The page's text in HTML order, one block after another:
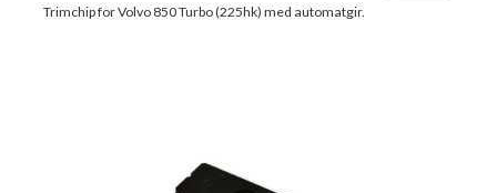
Trimchip for Volvo 850 Turbo (225hk) med automatgir.